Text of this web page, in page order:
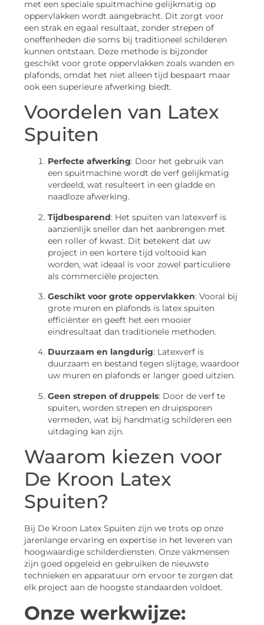
met een speciale spuitmachine gelijkmatig op
oppervlakken wordt aangebracht. Dit zorgt voor
een strak en egaal resultaat, zonder strepen of
oneffenheden die soms bij traditioneel schilderen
kunnen ontstaan. Deze methode is bijzonder
geschikt voor grote oppervlakken zoals wanden en
plafonds, omdat het niet alleen tijd bespaart maar
ook een superieure afwerking biedt.
Voordelen van Latex
Spuiten
Perfecte afwerking: Door het gebruik van
een spuitmachine wordt de verf gelijkmatig
verdeeld, wat resulteert in een gladde en
naadloze afwerking.
Tijdbesparend: Het spuiten van latexverf is
aanzienlijk sneller dan het aanbrengen met
een roller of kwast. Dit betekent dat uw
project in een kortere tijd voltooid kan
worden, wat ideaal is voor zowel particuliere
als commerciële projecten.
Geschikt voor grote oppervlakken: Vooral bij
grote muren en plafonds is latex spuiten
efficiënter en geeft het een mooier
eindresultaat dan traditionele methoden.
Duurzaam en langdurig: Latexverf is
duurzaam en bestand tegen slijtage, waardoor
uw muren en plafonds er langer goed uitzien.
Geen strepen of druppels: Door de verf te
spuiten, worden strepen en druipsporen
vermeden, wat bij handmatig schilderen een
uitdaging kan zijn.
Waarom kiezen voor
De Kroon Latex
Spuiten?
Bij De Kroon Latex Spuiten zijn we trots op onze
jarenlange ervaring en expertise in het leveren van
hoogwaardige schilderdiensten. Onze vakmensen
zijn goed opgeleid en gebruiken de nieuwste
technieken en apparatuur om ervoor te zorgen dat
elk project aan de hoogste standaarden voldoet.
Onze werkwijze: